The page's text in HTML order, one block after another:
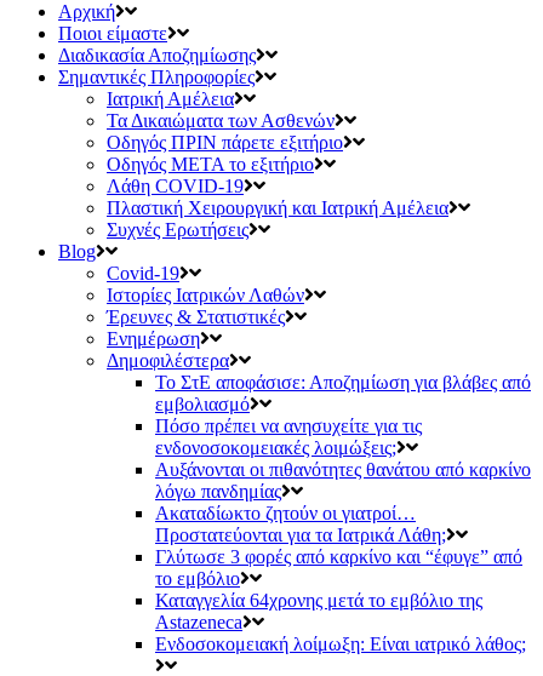
Αρχική
Ποιοι είμαστε
Διαδικασία Αποζημίωσης
Σημαντικές Πληροφορίες
Ιατρική Αμέλεια
Τα Δικαιώματα των Ασθενών
Οδηγός ΠΡΙΝ πάρετε εξιτήριο
Οδηγός ΜΕΤΑ το εξιτήριο
Λάθη COVID-19
Πλαστική Χειρουργική και Ιατρική Αμέλεια
Συχνές Ερωτήσεις
Blog
Covid-19
Ιστορίες Ιατρικών Λαθών
Έρευνες & Στατιστικές
Ενημέρωση
Δημοφιλέστερα
Το ΣτΕ αποφάσισε: Αποζημίωση για βλάβες από
εμβολιασμό
Πόσο πρέπει να ανησυχείτε για τις
ενδονοσοκομειακές λοιμώξεις;
Αυξάνονται οι πιθανότητες θανάτου από καρκίνο
λόγω πανδημίας
Ακαταδίωκτο ζητούν οι γιατροί…
Προστατεύονται για τα Ιατρικά Λάθη;
Γλύτωσε 3 φορές από καρκίνο και “έφυγε” από
το εμβόλιο
Καταγγελία 64χρονης μετά το εμβόλιο της
Astazeneca
Ενδοσοκομειακή λοίμωξη: Είναι ιατρικό λάθος;